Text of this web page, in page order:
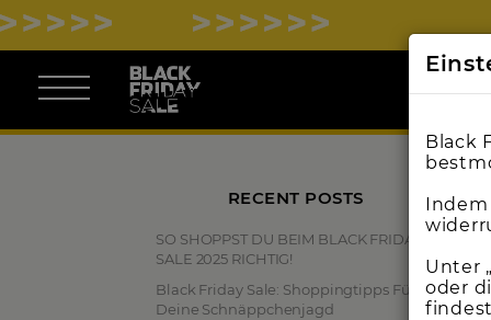
BLACK FRIDAY
RECENT POSTS
SO SHOPPST DU BEIM BLACK FRIDAY
SALE 2025 RICHTIG!
Black Friday Sale: Shoppingtipps Für
Deine Schnäppchenjagd
Black
Unter
oder